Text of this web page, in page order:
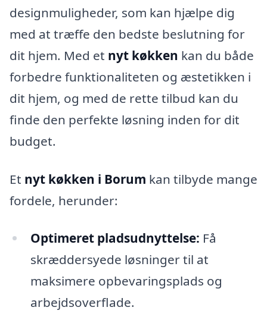
designmuligheder, som kan hjælpe dig
med at træffe den bedste beslutning for
dit hjem. Med et nyt køkken kan du både
forbedre funktionaliteten og æstetikken i
dit hjem, og med de rette tilbud kan du
finde den perfekte løsning inden for dit
budget.
Et nyt køkken i Borum kan tilbyde mange
fordele, herunder:
Optimeret pladsudnyttelse: Få
skræddersyede løsninger til at
maksimere opbevaringsplads og
arbejdsoverflade.